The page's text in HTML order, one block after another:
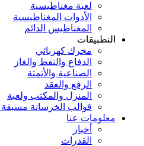
لعبة مغناطيسية
الأدوات المغناطيسية
المغناطيس الدائم
التطبيقات
محرك كهربائي
الدفاع والنفط والغاز
الصناعية والأتمتة
الرفع والعقد
المنزل والمكتب ولعبة
قوالب الخرسانة
معلومات عنا
أخبار
القدرات